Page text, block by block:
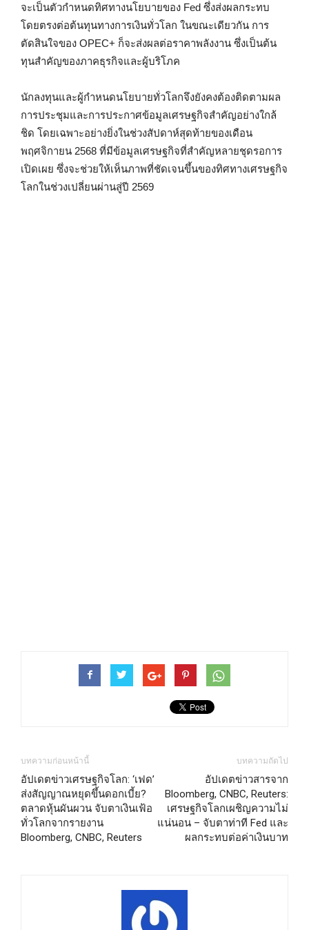
จะเป็นตัวกำหนดทิศทางนโยบายของ Fed ซึ่งส่งผลกระทบ
โดยตรงต่อต้นทุนทางการเงินทั่วโลก ในขณะเดียวกัน การ
ตัดสินใจของ OPEC+ ก็จะส่งผลต่อราคาพลังงาน ซึ่งเป็นต้น
ทุนสำคัญของภาคธุรกิจและผู้บริโภค
นักลงทุนและผู้กำหนดนโยบายทั่วโลกจึงยังคงต้องติดตามผล
การประชุมและการประกาศข้อมูลเศรษฐกิจสำคัญอย่างใกล้
ชิด โดยเฉพาะอย่างยิ่งในช่วงสัปดาห์สุดท้ายของเดือน
พฤศจิกายน 2568 ที่มีข้อมูลเศรษฐกิจที่สำคัญหลายชุดรอการ
เปิดเผย ซึ่งจะช่วยให้เห็นภาพที่ชัดเจนขึ้นของทิศทางเศรษฐกิจ
โลกในช่วงเปลี่ยนผ่านสู่ปี 2569
บทความก่อนหน้านี้
อัปเดตข่าวเศรษฐกิจโลก: ‘เฟด’
ส่งสัญญาณหยุดขึ้นดอกเบี้ย?
ตลาดหุ้นผันผวน จับตาเงินเฟ้อ
ทั่วโลกจากรายงาน
Bloomberg, CNBC, Reuters
บทความถัดไป
อัปเดตข่าวสารจาก
Bloomberg, CNBC, Reuters:
เศรษฐกิจโลกเผชิญความไม่
แน่นอน – จับตาท่าที Fed และ
ผลกระทบต่อค่าเงินบาท